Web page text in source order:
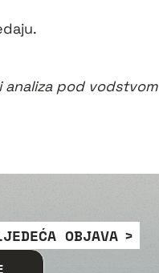
analiza pod vodstvom
OBJAVA